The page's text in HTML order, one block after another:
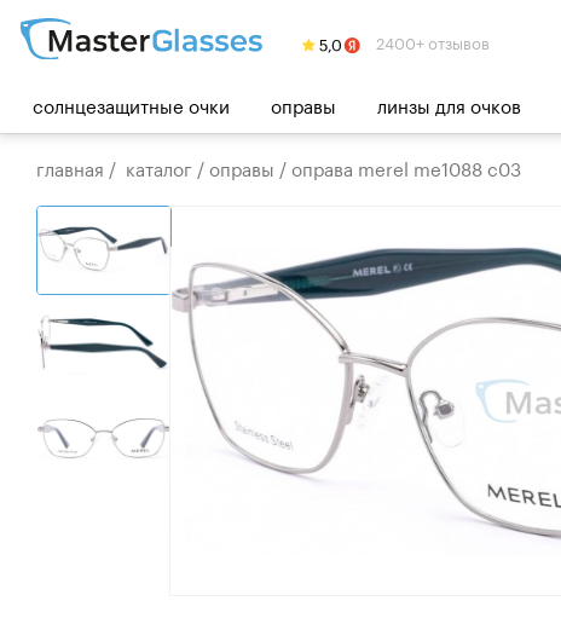
2400+ отзывов
солнцезащитные очки оправы линзы для очков
главная / каталог /оправы /оправа merel me1088 c03